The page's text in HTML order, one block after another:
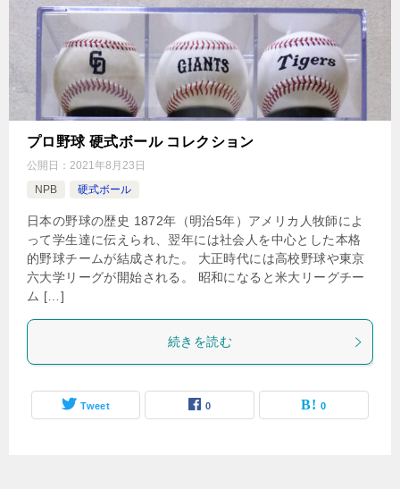
プロ野球 硬式ボール コレクション
公開日： 2021年8月23日
NPB
硬式ボール
日本の野球の歴史 1872年（明治5年）アメリカ人牧師によ
って学生達に伝えられ、翌年には社会人を中心とした本格
的野球チームが結成された。 大正時代には高校野球や東京
六大学リーグが開始される。 昭和になると米大リーグチー
ム […]
続きを読む
Tweet 0 0